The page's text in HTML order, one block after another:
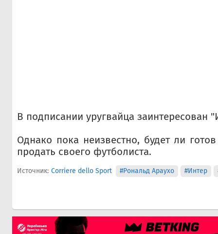
В подписании уругвайца заинтересован
Однако пока неизвестно, будет ли
продать своего футболиста.
Источник: Corriere dello Sport #Рональд Араухо #Интер